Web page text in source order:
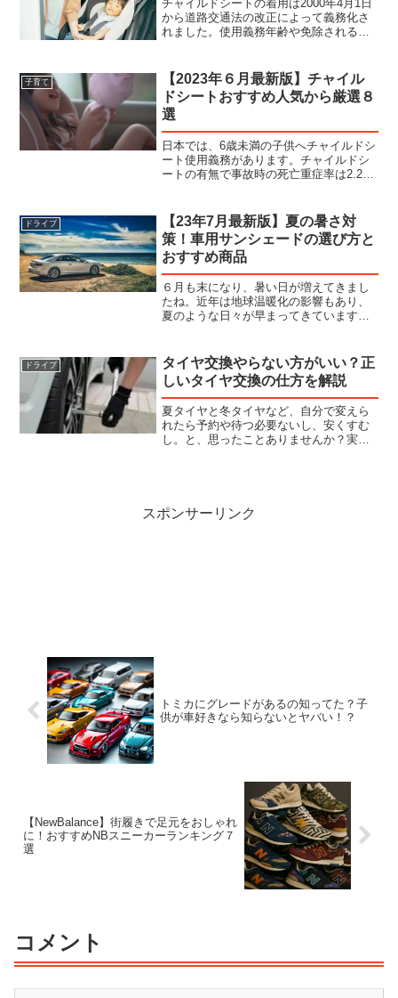
チャイルドシートの着用は2000年4月1日
から道路交通法の改正によって義務化さ
れました。使用義務年齢や免除される場
国々では、子供を車に乗せる際には法律
でチャイルドシート...
子育て
【2023年６月最新版】チャイル
ドシートおすすめ人気から厳選８
選
日本では、6歳未満の子供へチャイルドシ
ート使用義務があります。チャイルドシ
ートの有無で事故時の死亡重症率は2.2倍
THE S Plus 79,200円指一本でも簡...
ドライブ
【23年7月最新版】夏の暑さ対
策！車用サンシェードの選び方と
おすすめ商品
６月も末になり、暑い日が増えてきまし
たね。近年は地球温暖化の影響もあり、
夏のような日々が早まってきています。
通しのない車内は温められ続けているの
で、外よりも熱くなってし...
ドライブ
タイヤ交換やらない方がいい？正
しいタイヤ交換の仕方を解説
夏タイヤと冬タイヤなど、自分で変えら
れたら予約や待つ必要ないし、安くすむ
し。と、思ったことありませんか？実
スポンサーリンク
トミカにグレードがあるの知ってた？子
供が車好きなら知らないとヤバい！？
【NewBalance】街履きで足元をおしゃれ
に！おすすめNBスニーカーランキング７
選
コメント